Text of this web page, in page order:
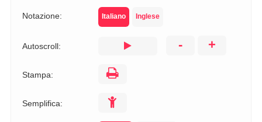
Notazione: Italiano Inglese
Autoscroll: - +
Stampa:
Semplifica: